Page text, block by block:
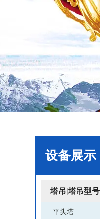
设备展示
塔吊|塔吊型号
平头塔